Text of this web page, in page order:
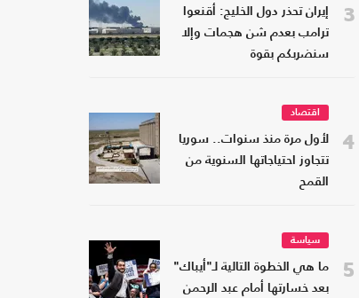
3
إيران تحذر دول الخليج: أقنعوا
ترامب بعدم شن هجمات وإلا
سنضربكم بقوة
4
اقتصاد
لأول مرة منذ سنوات.. سوريا
تتجاوز احتياجاتها السنوية من
القمح
5
سياسة
ما هي الخطوة التالية لـ"أيباك"
بعد خسارتها أمام عبد الرحمن